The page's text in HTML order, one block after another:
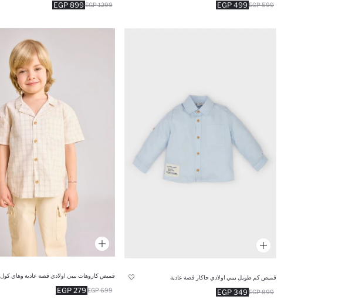
499 EGP 599 EGP
899 EGP 1299 EGP
قميص كم طويل بيبي اولادي جاكار قصة عادية
349 EGP 899 EGP
قميص كاروهات بيبي اولادي قصة عادية وهاي كول
279 EGP 699 EGP